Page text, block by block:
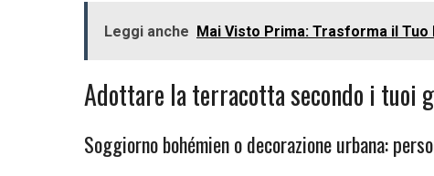
Leggi anche Mai Visto Prima: Trasforma il
Adottare la terracotta secondo i tuoi
Soggiorno bohémien o decorazione urbana: